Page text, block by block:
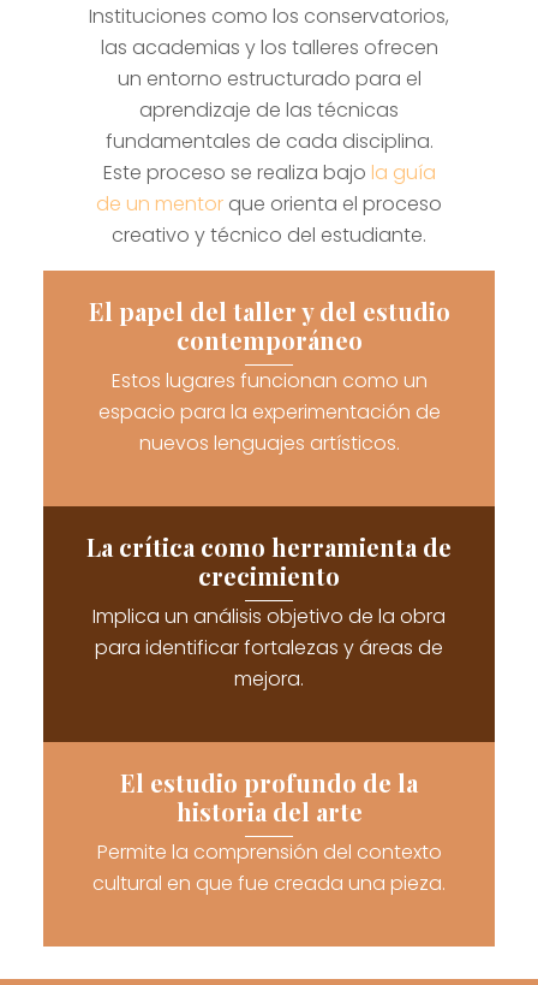
Instituciones como los conservatorios,
las academias y los talleres ofrecen
un entorno estructurado para el
aprendizaje de las técnicas
fundamentales de cada disciplina.
Este proceso se realiza bajo la guía
de un mentor que orienta el proceso
creativo y técnico del estudiante.
El papel del taller y del estudio
contemporáneo
Estos lugares funcionan como un
espacio para la experimentación de
nuevos lenguajes artísticos.
La crítica como herramienta de
crecimiento
Implica un análisis objetivo de la obra
para identificar fortalezas y áreas de
mejora.
El estudio profundo de la
historia del arte
Permite la comprensión del contexto
cultural en que fue creada una pieza.